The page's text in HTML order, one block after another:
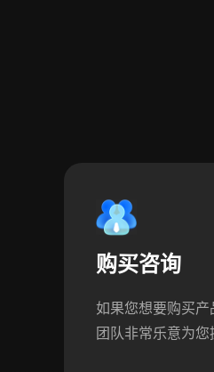
购买咨询
如果您想要购买
团队非常乐意为您